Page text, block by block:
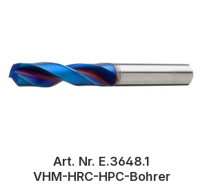
Art. Nr. E.3648.1
VHM-HRC-HPC-Bohrer